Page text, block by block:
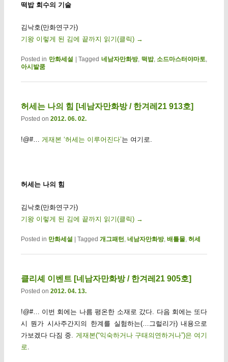
떡밥 회수의 기술
김낙호(만화연구가)
기왕 이렇게 된 김에 끝까지 읽기(클릭) →
Posted in 만화세설 |Tagged 네남자만화방, 떡밥,소드마스터야마토,
아시발쿰
허세는 나의 힘 [네남자만화방 / 한겨레21 913호]
Posted on 2012. 06. 02.
!@#… 게재본 ‘허세는 이루어진다’는 여기로.
허세는 나의 힘
김낙호(만화연구가)
기왕 이렇게 된 김에 끝까지 읽기(클릭) →
Posted in 만화세설 | Tagged 개그패턴 네남자만화방, 배틀물, 허세
클리셰 이벤트 [네남자만화방 / 한겨레21 905호]
Posted on 2012. 04. 13.
!@#… 이번 회에는 나름 평온한 소재로 갔다. 다음 회에는 또다
시 뭔가 시사주간지의 한계를 실험하는(…그럴리가) 내용으로
가보겠다 다짐 중. 게재본(“익숙하거나 구태의연하거나”)은 여기
로